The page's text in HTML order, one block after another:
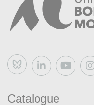
Bluesky
Catalogue